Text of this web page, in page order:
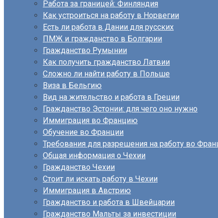
Работа за границей: Финляндия
Как устроиться на работу в Норвегии
Есть ли работа в Дании для русских
ПМЖ и гражданство в Болгарии
Гражданство Румынии
Как получить гражданство Латвии
Сложно ли найти работу в Польше
Виза в Бельгию
Вид на жительство и работа в Греции
Гражданство Эстонии: для чего оно нужно
Иммиграция во Францию
Обучение во Франции
Требования для разрешения на работу во
Общая информация о Чехии
Гражданство Чехии
Стоит ли искать работу в Чехии
Иммиграция в Австрию
Гражданство и работа в Швейцарии
Гражданство Мальты за инвестиции